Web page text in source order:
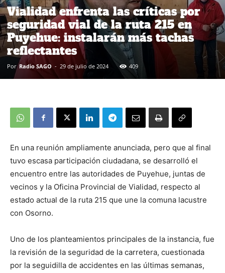
Vialidad enfrenta las críticas por
seguridad vial de la ruta 215 en
Puyehue: instalarán más tachas
reflectantes
Por Radio SAGO - 29 de julio de 2024 409
En una reunión ampliamente anunciada, pero que al final
tuvo escasa participación ciudadana, se desarrolló el
encuentro entre las autoridades de Puyehue, juntas de
vecinos y la Oficina Provincial de Vialidad, respecto al
estado actual de la ruta 215 que une la comuna lacustre
con Osorno.
Uno de los planteamientos principales de la instancia, fue
la revisión de la seguridad de la carretera, cuestionada
por la seguidilla de accidentes en las últimas semanas,